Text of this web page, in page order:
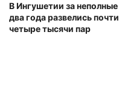
В Ингушетии за неполные
два года развелись почти
четыре тысячи пар